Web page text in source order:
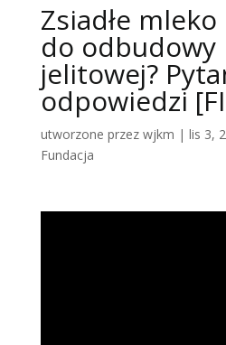
Zsiadłe
do
jelitowej?
odpowiedzi
utworzone przez wjkm | lis 3,
Fundacja